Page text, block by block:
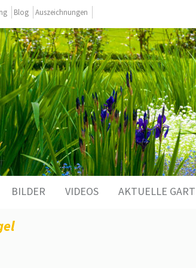
Blog Auszeichnungen
BILDER VIDEOS AKTUELLE